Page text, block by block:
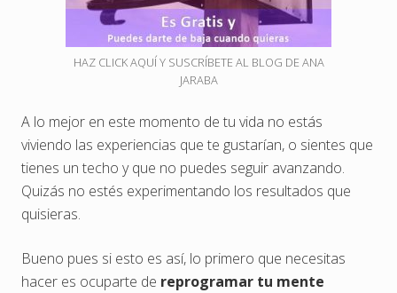
HAZ CLICK AQUÍ Y SUSCRÍBETE AL BLOG DE ANA
JARABA
A lo mejor en este momento de tu vida no estás
viviendo las experiencias que te gustarían, o sientes que
tienes un techo y que no puedes seguir avanzando.
Quizás no estés experimentando los resultados que
quisieras.
Bueno pues si esto es así, lo primero que necesitas
hacer es ocuparte de reprogramar tu mente